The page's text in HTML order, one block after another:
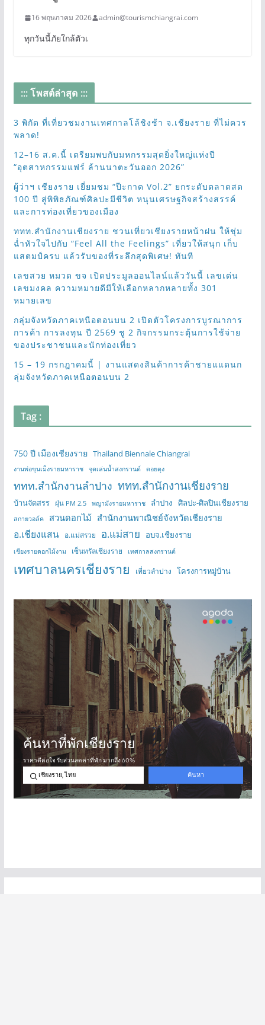
16 พฤษภาคม 2026 admin@tourismchiangrai.com
ทุกวันนี้ภัยใกล้ตัวเ
::: โพสต์ล่าสุด :::
3 พิกัด ที่เที่ยวชมงานเทศกาลโล้ชิงช้า จ.เชียงราย ที่ไม่ควร
พลาด!
12–16 ส.ค.นี้ เตรียมพบกับมหกรรมสุดยิ่งใหญ่แห่งปี
“อุตสาหกรรมแฟร์ ล้านนาตะวันออก 2026”
ผู้ว่าฯ เชียงราย เยี่ยมชม “ป๊ะกาด Vol.2” ยกระดับตลาดสด
100 ปี สู่พิพิธภัณฑ์ศิลปะมีชีวิต หนุนเศรษฐกิจสร้างสรรค์
และการท่องเที่ยวของเมือง
ททท.สำนักงานเชียงราย ชวนเที่ยวเชียงรายหน้าฝน ให้ชุ่ม
ฉ่ำหัวใจไปกับ “Feel All the Feelings” เที่ยวให้สนุก เก็บ
แสตมป์ครบ แล้วรับของที่ระลึกสุดพิเศษ! ทันที
เลขสวย หมวด ขจ เปิดประมูลออนไลน์แล้ววันนี้ เลขเด่น
เลขมงคล ความหมายดีมีให้เลือกหลากหลายทั้ง 301
หมายเลข
กลุ่มจังหวัดภาคเหนือตอนบน 2 เปิดตัวโครงการบูรณาการ
การค้า การลงทุน ปี 2569 ชู 2 กิจกรรมกระตุ้นการใช้จ่าย
ของประชาชนและนักท่องเที่ยว
15 – 19 กรกฎาคมนี้ | งานแสดงสินค้าการค้าชายแแดนก
ลุ่มจังหวัดภาคเหนือตอนบน 2
Tag :
750 ปี เมืองเชียงราย Thailand Biennale Chiangrai
งานพ่อขุนเม็งรายมหาราช จุดเล่นน้ำสงกรานต์ ดอยตุง
ททท.สำนักงานลำปาง ททท.สำนักงานเชียงราย
บ้านจัดสรร ฝุ่น PM 2.5 พญามังรายมหาราช ลำปาง ศิลปะ-ศิลปินเชียงราย
สกายวอล์ค สวนดอกไม้ สำนักงานพาณิชย์จังหวัดเชียงราย
อ.เชียงแสน อ.แม่สรวย อ.แม่สาย อบจ.เชียงราย
เชียงรายดอกไม้งาม เซ็นทรัลเชียงราย เทศกาลสงกรานต์
เทศบาลนครเชียงราย เที่ยวลำปาง โครงการหมู่บ้าน